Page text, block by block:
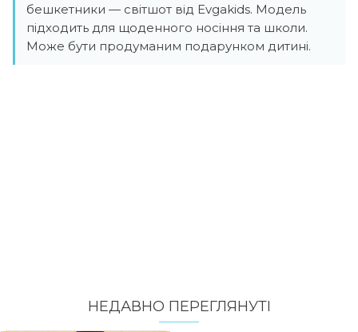
бешкетники — світшот від Evgakids. Модель
підходить для щоденного носіння та школи.
Може бути продуманим подарунком дитині.
НЕДАВНО ПЕРЕГЛЯНУТI